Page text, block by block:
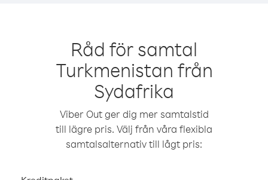
Råd för samtal
Turkmenistan från
Sydafrika
Viber Out ger dig mer samtalstid
till lägre pris. Välj från våra flexibla
samtalsalternativ till lågt pris: